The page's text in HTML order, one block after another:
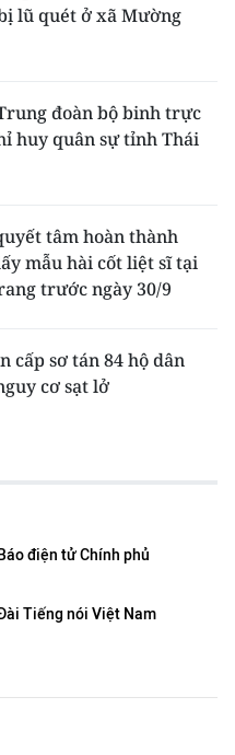
lũ quét ở xã Mường
đoàn bộ binh trực
huy quân sự tỉnh Thái
tâm hoàn thành
mẫu hài cốt liệt sĩ tại
trước ngày 30/9
cấp sơ tán 84 hộ dân
cơ sạt lở
điện tử Chính phủ
Tiếng nói Việt Nam